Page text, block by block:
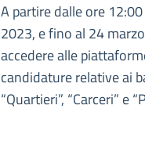
A partire dalle ore
2023, e fino al 24
accedere alle
candidature relative ai
“Quartieri”, “Carceri” e